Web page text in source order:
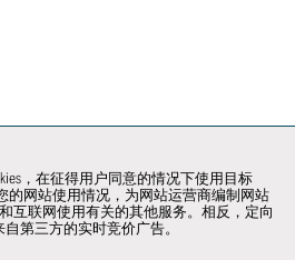
，在征得用户同意的情况下使用目标
的网站使用情况，为网站运营商编制网站
互联网使用有关的其他服务。相反，定向
第三方的实时竞价广告。